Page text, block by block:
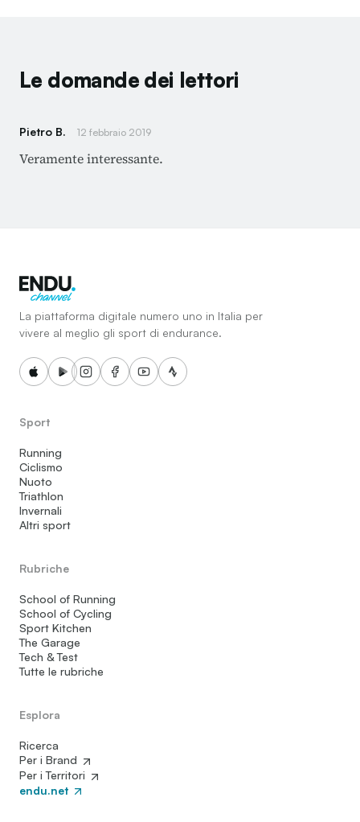
Le domande dei lettori
Pietro B. 12 febbraio 2019
Veramente interessante.
La piattaforma digitale numero uno in Italia per
vivere al meglio gli sport di endurance.
Sport
Running
Ciclismo
Nuoto
Triathlon
Invernali
Altri sport
Rubriche
School of Running
School of Cycling
Sport Kitchen
The Garage
Tech & Test
Tutte le rubriche
Esplora
Ricerca
Per i Brand
Per i Territori
endu.net